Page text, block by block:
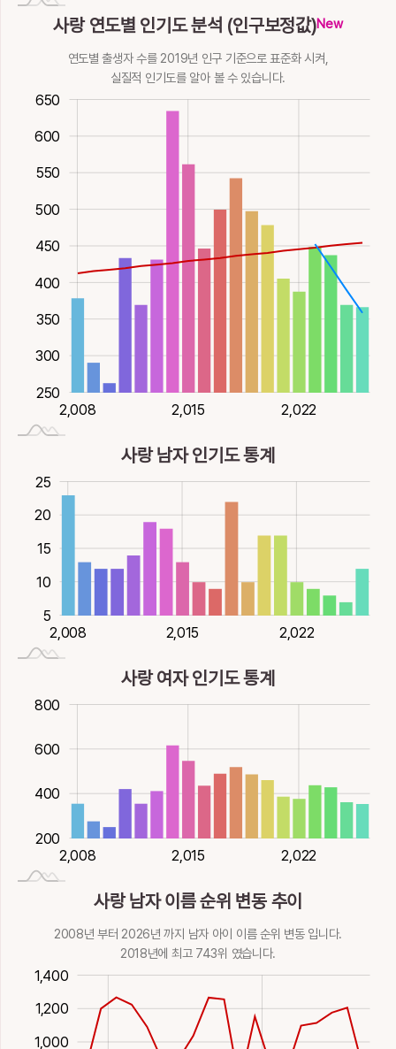
竢 笥
11획木
16획 木
6획木
絲
12획木
肆 舍 莎 蓑
蛇
11획水
13획木
엿볼
火
12획金
詞
고할, 말, 문체이
12획金
謝 賜 赦 辭
邪
간사할
14획 水
駛
15획火
駟
15획
鯊
모래무지, 상어
鰤
방어
麝
사향노루
사랑 연도별 인기도 분석 (인구보정값)New
연도별 출생자 수를 2019년 인구 기준으로 표준화 시켜,
실질적 인기도를 알아 볼 수 있습니다.
600
250
300
350
400
450
500
550
600
650
2,008
2,008
2,014
2,020
2,026 2,015 2,022
사랑 남자 인기도 통계
20
5
10
15
20
25
2,008
2,008
2,014
2,020
2,026 2,015 2,022
사랑 여자 인기도 통계
200
400
600
800
2,008
2,008
2,014
2,020
2,026 2,015 2,022
사랑 남자 이름 순위 변동 추이
2008년 부터 2026년 까지 남자 아이 이름 순위 변동 입니다.
2018년에 최고 743위 였습니다.
1,200
1,000
1,400
1,200